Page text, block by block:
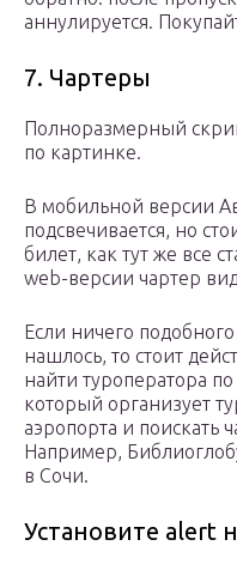
аннулируется.
7. Чартеры
Полноразмерный
по картинке.
В мобильной версии
подсвечивается, но
билет, как тут же все
web-версии чартер
Если ничего
нашлось, то стоит
найти туроператора
который организует
аэропорта и поискать
Например,
в Сочи.
Установите alert